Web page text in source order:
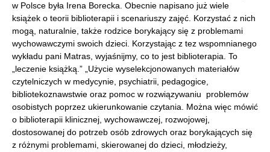
w Polsce była Irena Borecka. Obecnie napisano już wiele
książek o teorii biblioterapii i scenariuszy zajęć. Korzystać z nich
mogą, naturalnie, także rodzice borykający się z problemami
wychowawczymi swoich dzieci. Korzystając z tez wspomnianego
wykładu pani Matras, wyjaśnijmy, co to jest biblioterapia. To
„leczenie książką.” „Użycie wyselekcjonowanych materiałów
czytelniczych w medycynie, psychiatrii, pedagogice,
bibliotekoznawstwie oraz pomoc w rozwiązywaniu problemów
osobistych poprzez ukierunkowanie czytania. Można więc mówić
o biblioterapii klinicznej, wychowawczej, rozwojowej,
dostosowanej do potrzeb osób zdrowych oraz borykających się
z różnymi problemami, skierowanej do dzieci, młodzieży,